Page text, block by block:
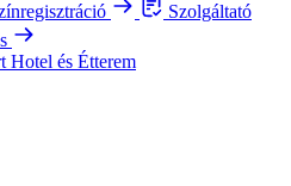
Szolgáltató
Hotel és Étterem